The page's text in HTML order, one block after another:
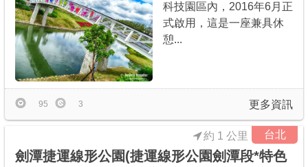
科技園區內，2016年6月正
式啟用，這是一座兼具休
憩...
更多資訊
95 3
台北
劍潭捷運線形公園(捷運線形公園劍潭段*特色
約 1 公里